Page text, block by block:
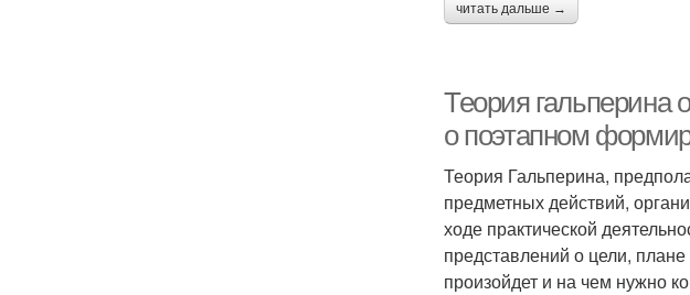
читать дальше →
Теория гальперина
о поэтапном
Теория Гальперина,
предметных действий,
ходе практической
представлений о цели,
произойдет и на чем нужно